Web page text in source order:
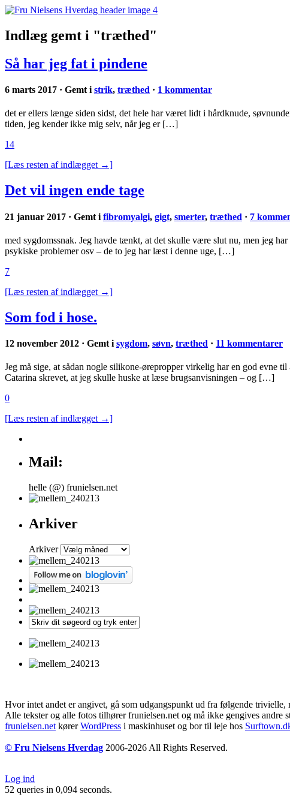
Indlæg gemt i "træthed"
Så har jeg fat i pindene
6 marts 2017 · Gemt i strik, træthed · 1 kommentar
det er ellers længe siden sidst, det hele har været lidt i hårdknude,
tiden, jeg kender ikke mig selv, når jeg er […]
14
[Læs resten af indlægget →]
Det vil ingen ende tage
21 januar 2017 · Gemt i fibromyalgi, gigt, smerter, træthed · 7
med sygdomssnak. Jeg havde tænkt, at det skulle være slut nu, men jeg
psykiske problemer osv – de to jeg har læst i denne uge, […]
7
[Læs resten af indlægget →]
Som fod i hose.
12 november 2012 · Gemt i sygdom, søvn, træthed · 11 kommentarer
Jeg må sige, at sådan nogle silikone-ørepropper virkelig har en god evne
Catarina skrevet, at jeg skulle huske at læse brugsanvisningen – og […]
0
[Læs resten af indlægget →]
Mail:
helle (@) frunielsen.net
Arkiver
Arkiver
Hvor intet andet er angivet, gå som udgangspunkt ud fra følgende trivielle,
Alle tekster og alle fotos tilhører frunielsen.net og må ikke gengives andre
frunielsen.net kørerWordPress i maskinhuset og bor til leje hos
© Fru Nielsens Hverdag 2006-2026 All Rights Reserved.
Log ind
52 queries in 0,094 seconds.